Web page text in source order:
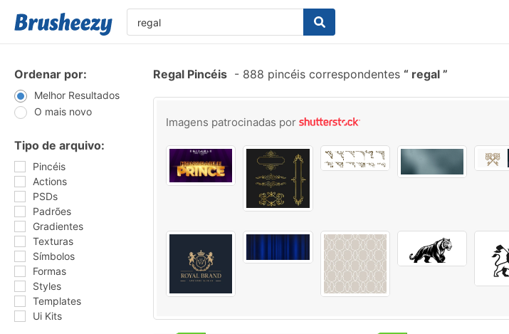
Ordenar por:
Melhor Resultados
O mais novo
Tipo de arquivo:
Pincéis
Actions
PSDs
Padrões
Gradientes
Texturas
Símbolos
Formas
Styles
Templates
Ui Kits
Regal Pincéis - 888 pincéis correspondentes regal
Imagens patrocinadas por